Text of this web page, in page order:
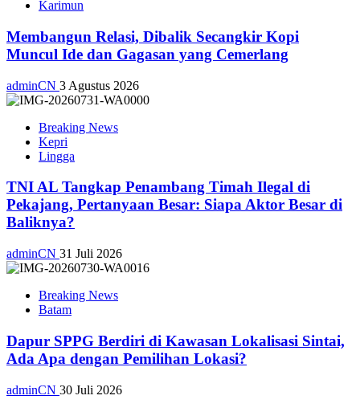
Karimun
Membangun Relasi, Dibalik Secangkir Kopi
Muncul Ide dan Gagasan yang Cemerlang
adminCN 3 Agustus 2026
Breaking News
Kepri
Lingga
TNI AL Tangkap Penambang Timah Ilegal di
Pekajang, Pertanyaan Besar: Siapa Aktor Besar di
Baliknya?
adminCN 31 Juli 2026
Breaking News
Batam
Dapur SPPG Berdiri di Kawasan Lokalisasi Sintai,
Ada Apa dengan Pemilihan Lokasi?
adminCN 30 Juli 2026